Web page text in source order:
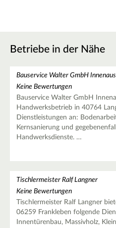
Betriebe in der Nähe
Bauservice Walter GmbH
Keine Bewertungen
Bauservice Walter GmbH
Handwerksbetrieb in 40764
Dienstleistungen an:
Kernsanierung und
Handwerksdienste. …
Tischlermeister Ralf Langner
Keine Bewertungen
Tischlermeister Ralf Langner
06259 Frankleben folgende
Innentürenbau, Massivholz,